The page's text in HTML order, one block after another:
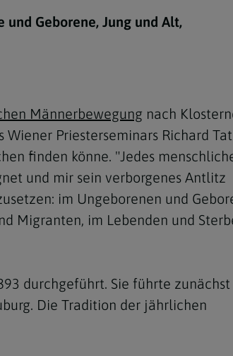
und Geborene, Jung und Alt,
Männerbewegung nach
Priesterseminars Richard
finden könne. "Jedes
und mir sein verborgenes Antlitz
im Ungeborenen und
Migranten, im Lebenden und
durchgeführt. Sie führte zunächst
Die Tradition der jährlichen